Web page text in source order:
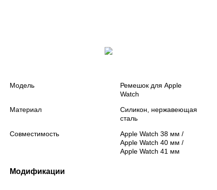
Модель
Ремешок для Apple
Watch
Материал
Силикон, нержавеющая
сталь
Совместимость
Apple Watch 38 мм /
Apple Watch 40 мм /
Apple Watch 41 мм
Модификации